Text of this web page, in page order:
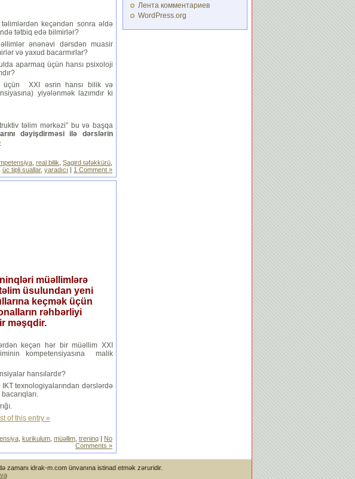
keçəndən sonra əldə
tətbiq edə bilmirlər?
ənənəvi dərsdən muasir
və yaxud bacarmırlar?
aparmaq üçün hansı psixoloji
üçün XXI əsrin hansı bilik və
yiyələnmək lazımdır ki
təlim mərkəzi” bu və başqa
dəyişdirməsi ilə dərslərin
real bilik Şagird təfəkkürü
üc tipli suallar, yaradıcı | 1 Comment »
müəllimlərə
üsulundan yeni
keçmək üçün
rəhbərliyi
məşqdir.
keçən hər bir müəllim XXI
kompetensiyasına malik
hansılardır?
texnologiyalarından dərslərdə
of this entry »
, kurikulum, müəllim, treninq
No
Comments »
Лента комментариев
WordPress.org
zamanı idrak-m.com ünvanına istinad etmək zəruridir.